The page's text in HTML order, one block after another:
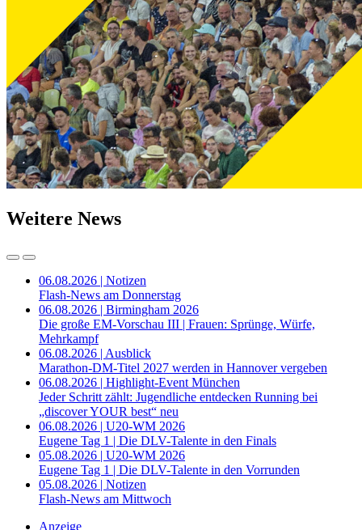
Weitere News
06.08.2026 | Notizen
Flash-News am Donnerstag
06.08.2026 | Birmingham 2026
Die große EM-Vorschau III | Frauen: Sprünge, Würfe,
Mehrkampf
06.08.2026 | Ausblick
Marathon-DM-Titel 2027 werden in Hannover vergeben
06.08.2026 | Highlight-Event München
Jeder Schritt zählt: Jugendliche entdecken Running bei
„discover YOUR best“ neu
06.08.2026 | U20-WM 2026
Eugene Tag 1 | Die DLV-Talente in den Finals
05.08.2026 | U20-WM 2026
Eugene Tag 1 | Die DLV-Talente in den Vorrunden
05.08.2026 | Notizen
Flash-News am Mittwoch
Anzeige